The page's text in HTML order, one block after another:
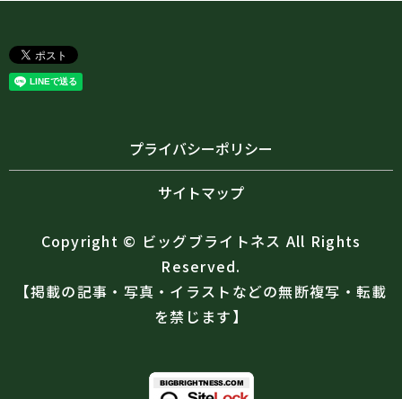
プライバシーポリシー
サイトマップ
Copyright © ビッグブライトネス All Rights
Reserved.
【掲載の記事・写真・イラストなどの無断複写・転載
を禁じます】